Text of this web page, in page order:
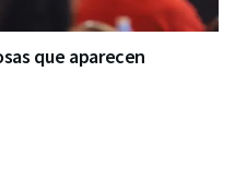
que aparecen